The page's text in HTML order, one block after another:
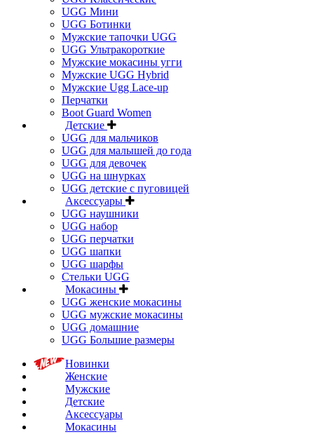
UGG Мини
UGG Ботинки
Мужские тапочки UGG
UGG Ультракороткие
Мужские мокасины угги
Мужские UGG Hybrid
Мужские Ugg Lace-up
Перчатки
Boot Guard Women
Детские
UGG для мальчиков
UGG для малышей до года
UGG для девочек
UGG на шнурках
UGG детские с пуговицей
Аксессуары
UGG наушники
UGG набор
UGG перчатки
UGG шапки
UGG шарфы
Стельки UGG
Мокасины
UGG женские мокасины
UGG мужские мокасины
UGG домашние
UGG Большие размеры
Новинки
Женские
Мужские
Детские
Аксессуары
Мокасины